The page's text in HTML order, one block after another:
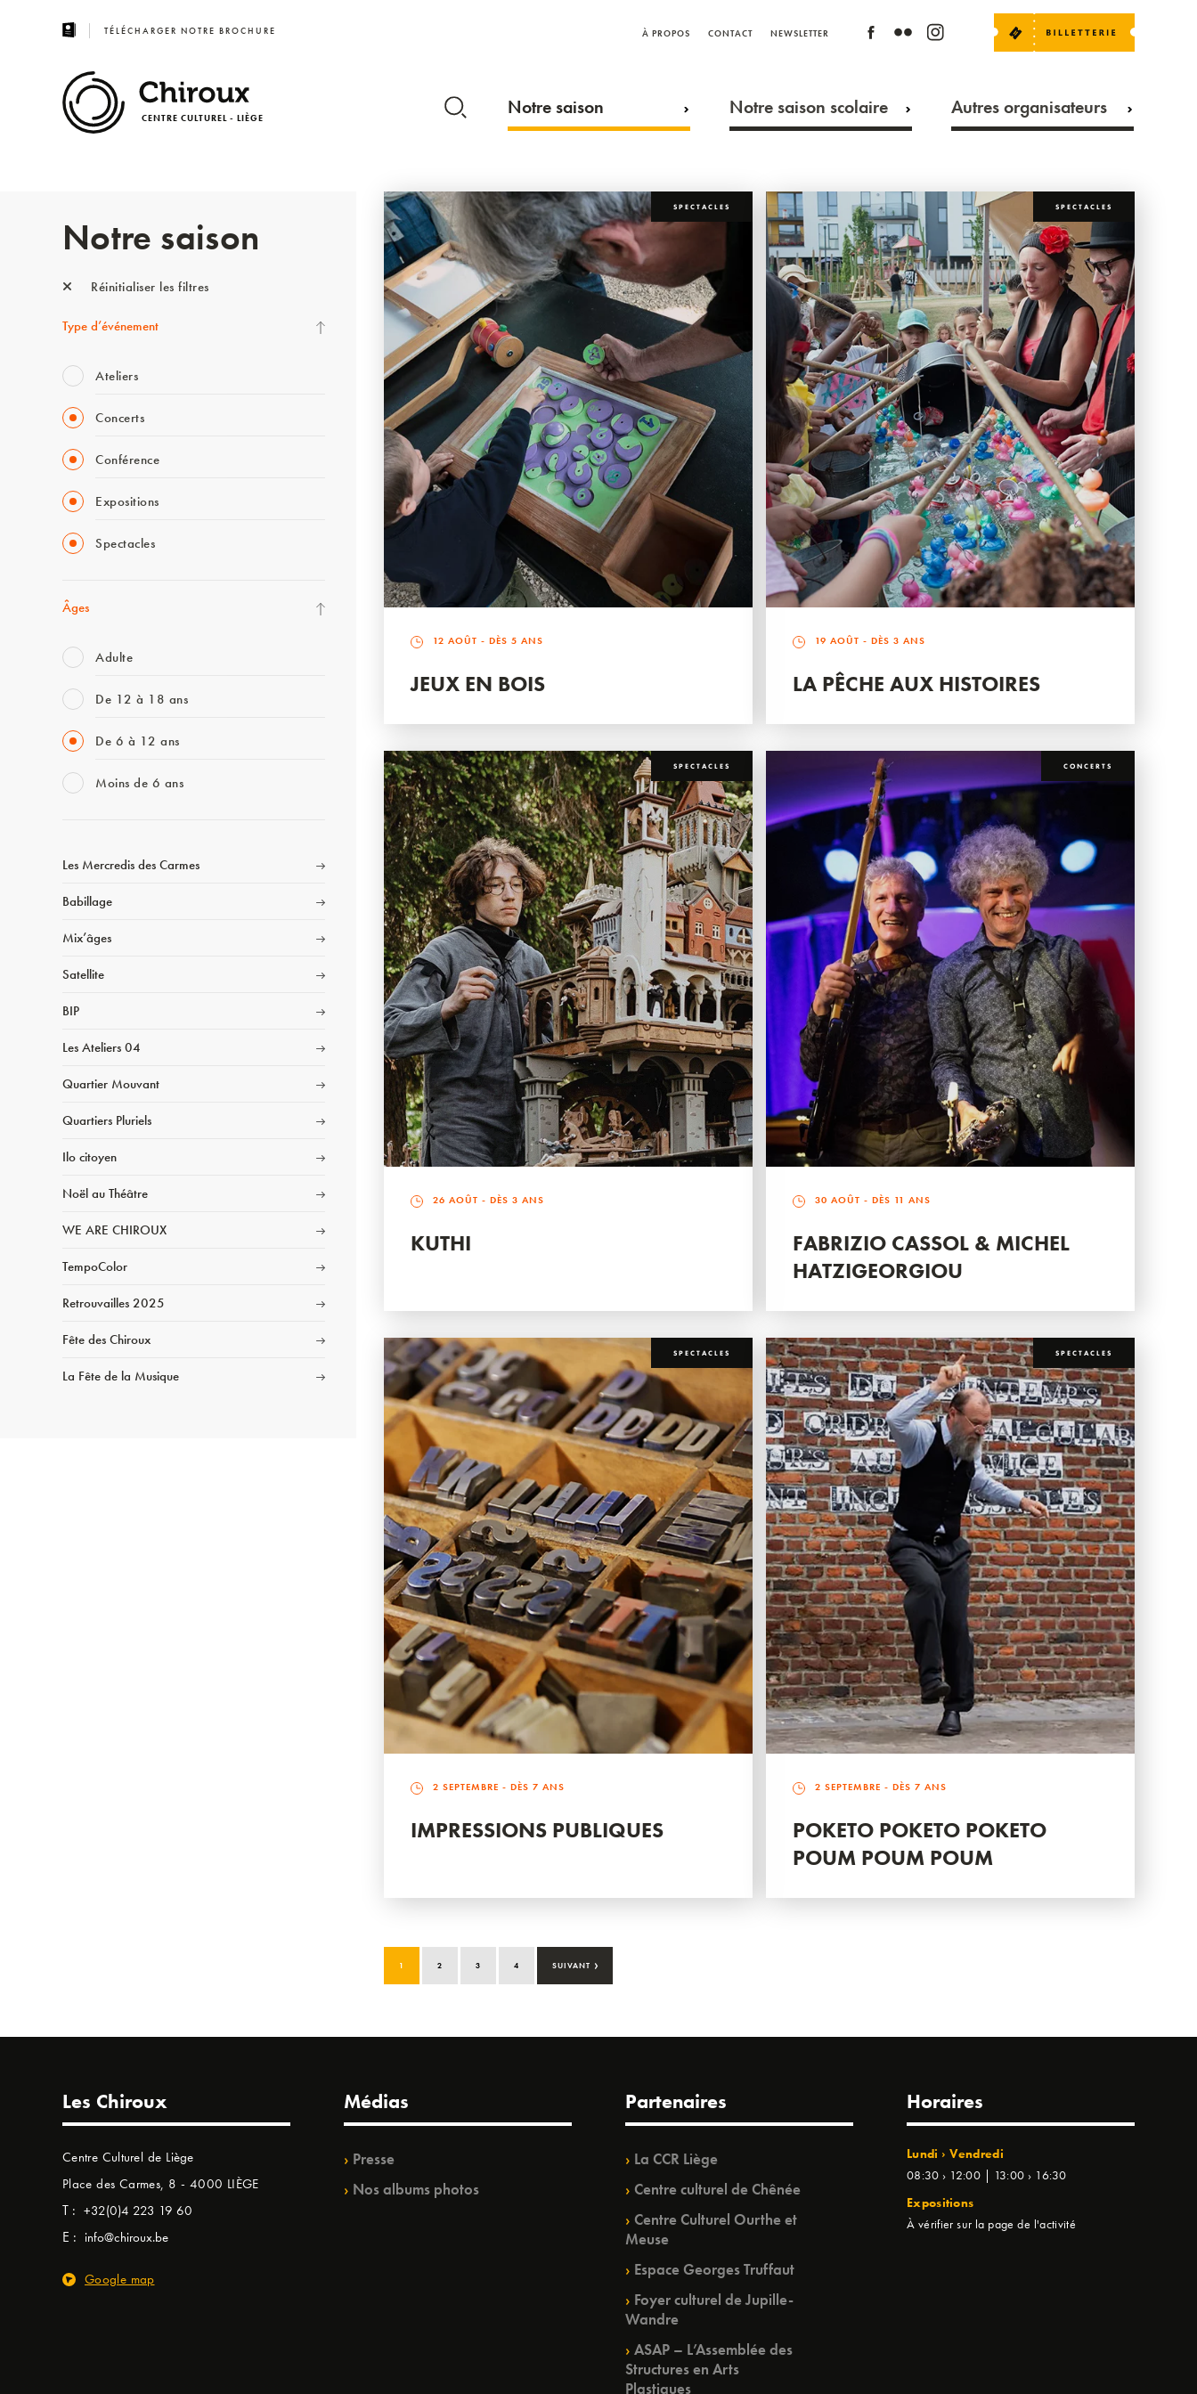
TÉLÉCHARGER NOTRE BROCHURE À PROPOS CONTACT NEWSLETTER
CENTRE CULTUREL - LIÈGE Notre saison Notre saison scolaire Autres organisateurs
Notre saison
Réinitialiser les filtres
Type d’événement
Ateliers
Concerts
Conférence
Expositions
Spectacles
Âges
Adulte
De 12 à 18 ans
De 6 à 12 ans
Moins de 6 ans
Les Mercredis des Carmes
Babillage
Mix’âges
Satellite
BIP
Les Ateliers 04
Quartier Mouvant
Quartiers Pluriels
Ilo citoyen
Noël au Théâtre
WE ARE CHIROUX
TempoColor
Retrouvailles 2025
Fête des Chiroux
La Fête de la Musique
SPECTACLES
12 AOÛT - DÈS 5 ANS
JEUX EN BOIS
SPECTACLES
19 AOÛT - DÈS 3 ANS
LA PÊCHE AUX HISTOIRES
SPECTACLES
26 AOÛT - DÈS 3 ANS
KUTHI
CONCERTS
30 AOÛT - DÈS 11 ANS
FABRIZIO CASSOL & MICHEL
HATZIGEORGIOU
SPECTACLES
2 SEPTEMBRE - DÈS 7 ANS
IMPRESSIONS PUBLIQUES
SPECTACLES
2 SEPTEMBRE - DÈS 7 ANS
POKETO POKETO POKETO
POUM POUM POUM
1 2 3 4 SUIVANT ›
Les Chiroux
Centre Culturel de Liège
Place des Carmes, 8 - 4000 LIÈGE
T : +32(0)4 223 19 60
E : info@chiroux.be
Google map
Médias
Presse
Nos albums photos
Partenaires
La CCR Liège
Centre culturel de Chênée
Centre Culturel Ourthe et
Meuse
Espace Georges Truffaut
Foyer culturel de Jupille-
Wandre
ASAP – L’Assemblée des
Structures en Arts
Plastiques
Horaires
Lundi › Vendredi
08:30 › 12:00 | 13:00 › 16:30
Expositions
À vérifier sur la page de l'activité